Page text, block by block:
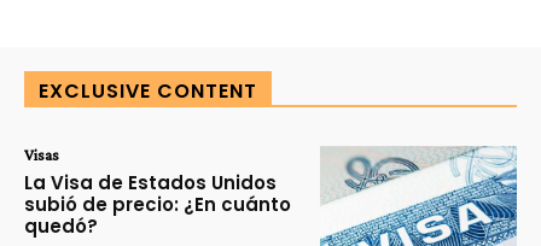
EXCLUSIVE CONTENT
Visas
La Visa de Estados Unidos
subió de precio: ¿En cuánto
quedó?